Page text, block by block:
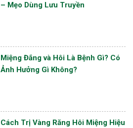
– Mẹo Dùng Lưu Truyền
Miệng Đắng và Hôi Là Bệnh Gì? Có
Ảnh Hưởng Gì Không?
Cách Trị Vàng Răng Hôi Miệng Hiệu